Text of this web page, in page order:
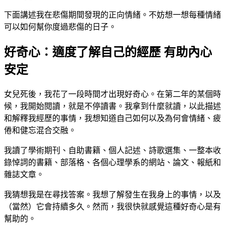
下面講述我在悲傷期間發現的正向情緒。不妨想一想每種情緒
可以如何幫你度過悲傷的日子。
好奇心：適度了解自己的經歷 有助內心
安定
女兒死後，我花了一段時間才出現好奇心。在第二年的某個時
候，我開始閱讀，就是不停讀書。我拿到什麼就讀，以此描述
和解釋我經歷的事情，我想知道自己如何以及為何會情緒、疲
倦和健忘混合交融。
我讀了學術期刊、自助書籍、個人記述、詩歌選集、一整本收
錄悼詞的書籍、部落格、各個心理學系的網站、論文、報紙和
雜誌文章。
我猜想我是在尋找答案。我想了解發生在我身上的事情，以及
（當然）它會持續多久。然而，我很快就感覺這種好奇心是有
幫助的。